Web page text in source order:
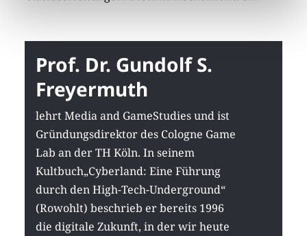
Prof. Dr. Gundolf S.
Freyermuth
lehrt Media and GameStudies und ist
Gründungsdirektor des Cologne Game
Lab an der TH Köln. In seinem
Kultbuch„Cyberland: Eine Führung
durch den High-Tech-Underground“
(Rowohlt) beschrieb er bereits 1996
die digitale Zukunft, in der wir heute